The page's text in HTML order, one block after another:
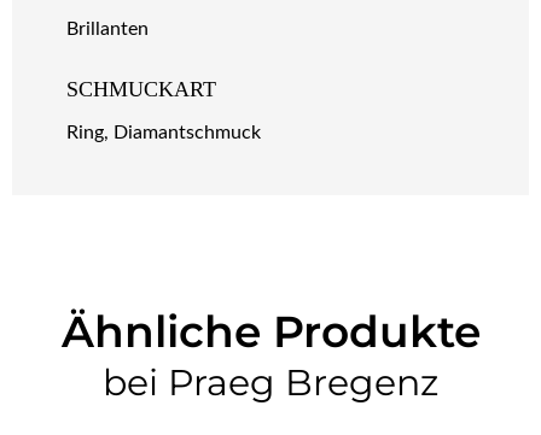
Brillanten
SCHMUCKART
Ring, Diamantschmuck
Ähnliche Produkte
bei Praeg Bregenz